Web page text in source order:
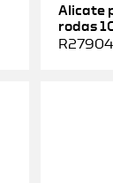
Alicate
rodas